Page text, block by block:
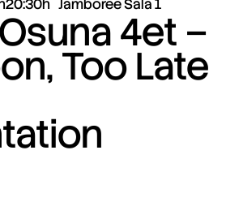
20:30h Jamboree Sala 1
4et –
Too Late